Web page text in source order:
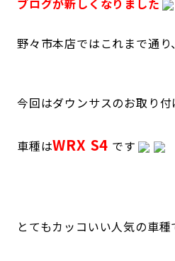
野々市本店ではこれまで通
今回はダウンサスのお取り
車種はWRX S4 です
とてもカッコいい人気の車